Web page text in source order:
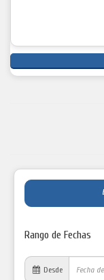
Rango de Fechas
Desde